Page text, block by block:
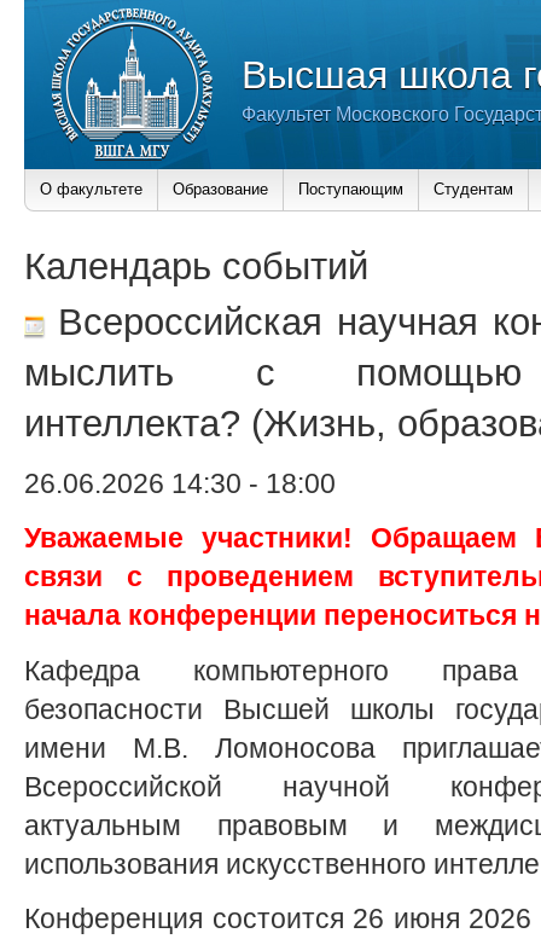
Высшая школа
Факультет Московского
О факультете Образование Поступающим Студентам
Календарь событий
Всероссийская научная
мыслить с помощью
интеллекта? (Жизнь,
26.06.2026 14:30 - 18:00
Уважаемые участники!
связи с проведением
начала конференции переноситься
Кафедра компьютерного
безопасности Высшей школы
имени М.В. Ломоносова
Всероссийской научной
актуальным правовым и
использования искусственного
Конференция состоится 26 июня 2026